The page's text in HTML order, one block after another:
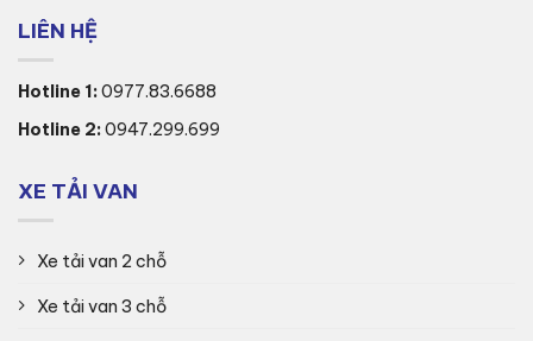
LIÊN HỆ
Hotline 1:0977.83.6688
Hotline 2:0947.299.699
XE TẢI VAN
Xe tải van 2 chỗ
Xe tải van 3 chỗ